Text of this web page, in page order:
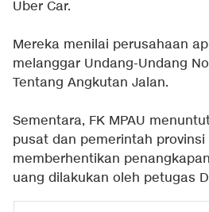
Uber Car.
Mereka menilai perusahaan
melanggar Undang-Undang
Tentang Angkutan Jalan.
Sementara, FK MPAU
pusat dan pemerintah provinsi
memberhentikan
uang dilakukan oleh petugas